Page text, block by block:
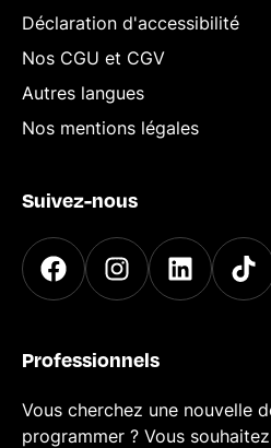
Déclaration d'accessibilité
Nos CGU et CGV
Autres langues
Nos mentions légales
Suivez-nous
Professionnels
Vous cherchez une nouvelle
programmer ? Vous